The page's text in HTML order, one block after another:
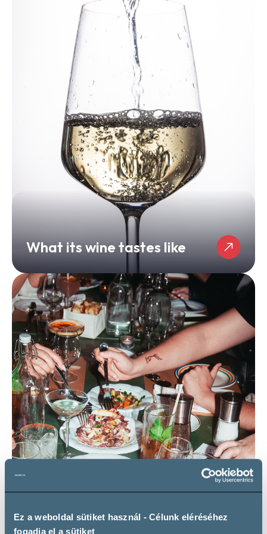
Ez a weboldal sütiket használ - Célunk eléréséhez
fogadja el a sütiket
What its wine tastes like